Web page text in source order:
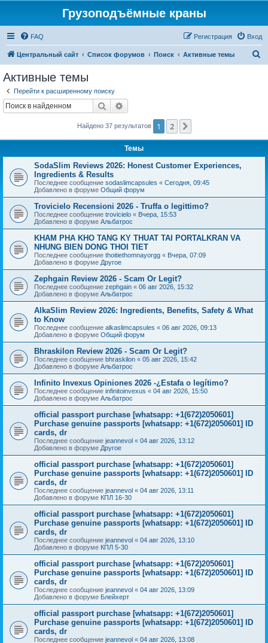
Грузоподъёмные краны
FAQ Вход
Регистрация
Центральный сайт Список форумов Поиск Активные темы
Активные темы
Перейти к расширенному поиску
Поиск
Найдено 37 результатов 1 2
Темы
SodaSlim Reviews 2026: Honest Customer Experiences,
Ingredients & Results
Последнее сообщение sodaslimcapsules « Сегодня, 09:45
Добавлено в форуме Общий форум
Trovicielo Recensioni 2026 - Truffa o legittimo?
Последнее сообщение trovicielo « Вчера, 15:53
Добавлено в форуме Альбатрос
KHAM PHA KHO TANG KY THUAT TAI PORTALKRAN VA
NHUNG BIEN DONG THOI TIET
Последнее сообщение thoitiethomnayorgg « Вчера, 07:09
Добавлено в форуме Другое
Zephgain Review 2026 - Scam Or Legit?
Последнее сообщение zephgain « 06 авг 2026, 15:32
Добавлено в форуме Альбатрос
AlkaSlim Review 2026: Ingredients, Benefits, Safety & What
to Know
Последнее сообщение alkaslimcapsules « 06 авг 2026, 09:13
Добавлено в форуме Общий форум
Bhraskilon Review 2026 - Scam Or Legit?
Последнее сообщение bhraskilon « 05 авг 2026, 15:42
Добавлено в форуме Альбатрос
Infinito Invexus Opiniones 2026 -¿Estafa o legítimo?
Последнее сообщение infinitoinvexus « 04 авг 2026, 15:50
Добавлено в форуме Альбатрос
official passport purchase [whatsapp: +1(672)2050601]
Purchase genuine passports [whatsapp: +1(672)2050601] ID
cards, dr
Последнее сообщение jeannevol « 04 авг 2026, 13:12
Добавлено в форуме Другое
official passport purchase [whatsapp: +1(672)2050601]
Purchase genuine passports [whatsapp: +1(672)2050601] ID
cards, dr
Последнее сообщение jeannevol « 04 авг 2026, 13:11
Добавлено в форуме КПЛ 16-30
official passport purchase [whatsapp: +1(672)2050601]
Purchase genuine passports [whatsapp: +1(672)2050601] ID
cards, dr
Последнее сообщение jeannevol « 04 авг 2026, 13:10
Добавлено в форуме КПЛ 5-30
official passport purchase [whatsapp: +1(672)2050601]
Purchase genuine passports [whatsapp: +1(672)2050601] ID
cards, dr
Последнее сообщение jeannevol « 04 авг 2026, 13:09
Добавлено в форуме Блейхерт
official passport purchase [whatsapp: +1(672)2050601]
Purchase genuine passports [whatsapp: +1(672)2050601] ID
cards, dr
Последнее сообщение jeannevol « 04 авг 2026, 13:08